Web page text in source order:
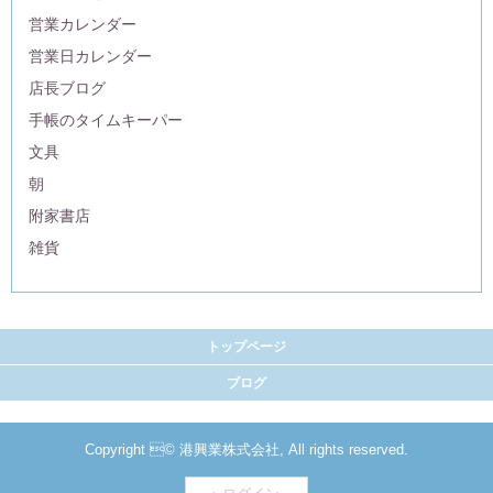
営業カレンダー
営業日カレンダー
店長ブログ
手帳のタイムキーパー
文具
朝
附家書店
雑貨
トップページ
ブログ
Copyright © 港興業株式会社, All rights reserved.